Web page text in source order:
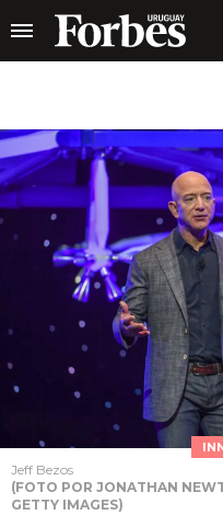
Jeff Bezos
(FOTO POR JONATHAN
GETTY IMAGES)